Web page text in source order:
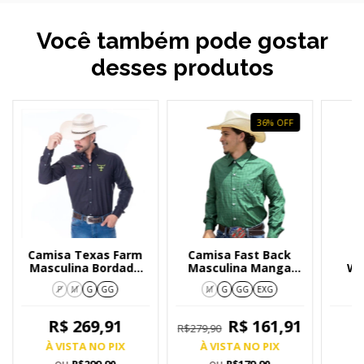
Você também pode gostar
desses produtos
Camisa Texas Farm
Masculina Bordada
com Detalhes Em
Verde CP007
P M G GG
R$ 269,91
À VISTA NO PIX
36% OFF
Camisa Fast Back
Masculina Manga
Longa Verde 7041
M G GG EXG
R$279,90 R$ 161,91
À VISTA NO PIX